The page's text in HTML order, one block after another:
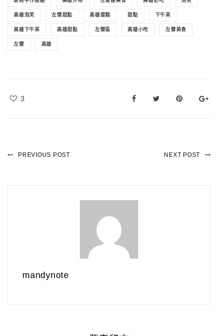
高雄泡芙 左營甜點 高雄蛋糕 甜點 下午茶
高雄下午茶 高雄甜點 左營區 高雄小吃 左營美食
左營 高雄
3
PREVIOUS POST NEXT POST
mandynote